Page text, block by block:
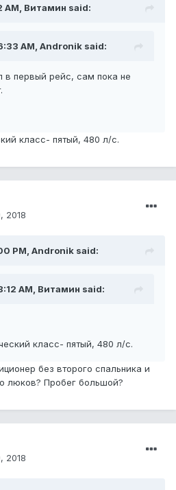
AM, Витамин said:
AM, Andronik said:
в первый рейс, сам пока не
класс- пятый, 480 л/с.
2018
PM, Andronik said:
AM, Витамин said:
класс- пятый, 480 л/с.
без второго спальника и
люков? Пробег большой?
2018